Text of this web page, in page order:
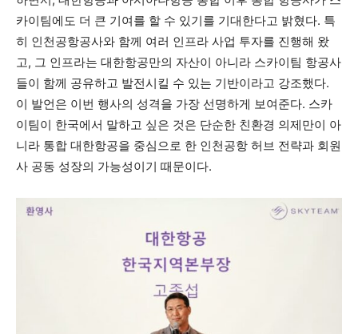
카이팀에도 더 큰 기여를 할 수 있기를 기대한다고 밝혔다. 특
히 인천공항공사와 함께 여러 인프라 사업 투자를 진행해 왔
고, 그 인프라는 대한항공만의 자산이 아니라 스카이팀 항공사
들이 함께 공유하고 발전시킬 수 있는 기반이라고 강조했다.
이 발언은 이번 행사의 성격을 가장 선명하게 보여준다. 스카
이팀이 한국에서 말하고 싶은 것은 단순한 친환경 의제만이 아
니라 통합 대한항공을 중심으로 한 인천공항 허브 전략과 회원
사 공동 성장의 가능성이기 때문이다.